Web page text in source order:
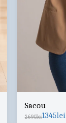
Sacou
2690lei1345lei